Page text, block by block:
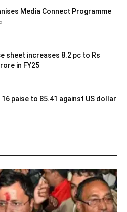
Media Connect Programme
sheet increases 8.2 pc to Rs
in FY25
16 paise to 85.41 against US dollar